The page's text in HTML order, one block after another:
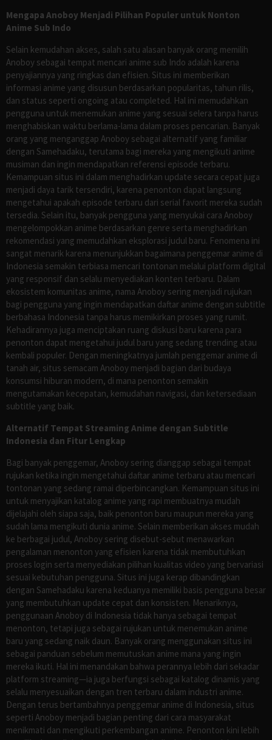
Mengapa Anoboy Menjadi Pilihan Populer untuk Nonton
Anime Sub Indo
Selain kemudahan akses, salah satu alasan banyak orang memilih
Anoboy sebagai tempat mencari anime sub Indo adalah karena
penyajiannya yang ringkas dan efisien. Situs ini memberikan
informasi anime yang disusun berdasarkan popularitas, tahun rilis,
dan status seperti ongoing atau completed. Hal ini memudahkan
pengguna untuk menemukan anime yang sesuai selera tanpa harus
menghabiskan waktu berlama-lama dalam proses pencarian. Banyak
orang yang menganggap Anoboy sebagai alternatif yang familiar
dengan Samehadaku, terutama bagi mereka yang mengikuti anime
musiman dan ingin mendapatkan referensi episode terbaru.
Kemampuan situs ini dalam menghadirkan update secara cepat juga
menjadi daya tarik tersendiri, karena penonton dapat langsung
mengetahui apakah episode terbaru dari serial favorit mereka sudah
tersedia. Selain itu, banyak pengguna yang menyukai cara Anoboy
mengelompokkan anime berdasarkan genre serta menghadirkan
rekomendasi yang memudahkan eksplorasi judul baru. Fenomena ini
sangat menarik karena menunjukkan bagaimana penggemar anime di
Indonesia semakin terbiasa mencari tontonan melalui platform digital
yang responsif dan selalu menyediakan konten terbaru. Dalam
ekosistem komunitas anime, nama Anoboy sering menjadi rujukan
bagi pengguna yang ingin mendapatkan daftar anime dengan subtitle
berbahasa Indonesia tanpa harus memikirkan proses yang rumit.
Kehadirannya juga menciptakan ruang diskusi baru karena para
penonton dapat mengetahui judul baru yang sedang trending atau
kembali populer. Dengan meningkatnya jumlah penggemar anime di
tanah air, situs semacam Anoboy menjadi bagian dari budaya
konsumsi hiburan modern, di mana penonton semakin
mengutamakan kecepatan, kemudahan navigasi, dan ketersediaan
subtitle yang baik.
Alternatif Tempat Streaming Anime dengan Subtitle
Indonesia dan Fitur Lengkap
Bagi banyak penggemar, Anoboy sering dianggap sebagai tempat
rujukan ketika ingin mengetahui daftar anime terbaru atau mencari
tontonan yang sedang ramai diperbincangkan. Kemampuan situs ini
untuk menyajikan katalog anime yang rapi membuatnya mudah
dijelajahi oleh siapa saja, baik penonton baru maupun mereka yang
sudah lama mengikuti dunia anime. Selain memberikan akses mudah
ke berbagai judul, Anoboy sering disebut-sebut menawarkan
pengalaman menonton yang efisien karena tidak membutuhkan
proses login serta menyediakan pilihan kualitas video yang bervariasi
sesuai kebutuhan pengguna. Situs ini juga kerap dibandingkan
dengan Samehadaku karena keduanya memiliki basis pengguna besar
yang membutuhkan update cepat dan konsisten. Menariknya,
penggunaan Anoboy di Indonesia tidak hanya sebagai tempat
menonton, tetapi juga sebagai rujukan untuk menemukan anime
baru yang sedang naik daun. Banyak orang menggunakan situs ini
sebagai panduan sebelum memutuskan anime mana yang ingin
mereka ikuti. Hal ini menandakan bahwa perannya lebih dari sekadar
platform streaming—ia juga berfungsi sebagai katalog dinamis yang
selalu menyesuaikan dengan tren terbaru dalam industri anime.
Dengan terus bertambahnya penggemar anime di Indonesia, situs
seperti Anoboy menjadi bagian penting dari cara masyarakat
menikmati dan mengikuti perkembangan anime. Penonton kini lebih